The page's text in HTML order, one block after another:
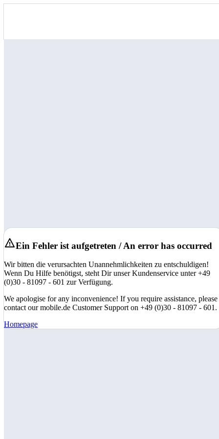
Ein Fehler ist aufgetreten / An error has occurred
Wir bitten die verursachten Unannehmlichkeiten zu entschuldigen!
Wenn Du Hilfe benötigst, steht Dir unser Kundenservice unter +49
(0)30 - 81097 - 601 zur Verfügung.
We apologise for any inconvenience! If you require assistance, please
contact our mobile.de Customer Support on +49 (0)30 - 81097 - 601.
Homepage